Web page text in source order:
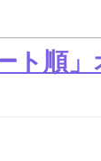
ト順